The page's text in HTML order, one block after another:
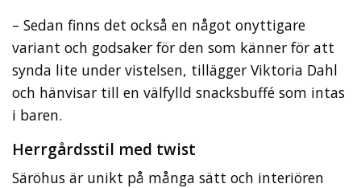
– Sedan finns det också en något onyttigare
variant och godsaker för den som känner för att
synda lite under vistelsen, tillägger Viktoria Dahl
och hänvisar till en välfylld snacksbuffé som intas
i baren.
Herrgårdsstil med twist
Säröhus är unikt på många sätt och interiören